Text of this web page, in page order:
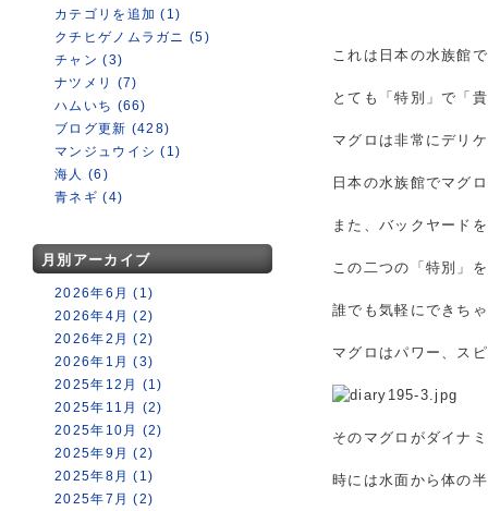
カテゴリを追加 (1)
クチヒゲノムラガニ (5)
チャン (3)
ナツメリ (7)
ハムいち (66)
ブログ更新 (428)
マンジュウイシ (1)
海人 (6)
青ネギ (4)
月別アーカイブ
2026年6月 (1)
2026年4月 (2)
2026年2月 (2)
2026年1月 (3)
2025年12月 (1)
2025年11月 (2)
2025年10月 (2)
2025年9月 (2)
2025年8月 (1)
2025年7月 (2)
これは日本の水族館
とても「特別」で「
マグロは非常にデリ
日本の水族館でマグ
また、バックヤード
この二つの「特別」
誰でも気軽にできち
マグロはパワー、ス
そのマグロがダイナ
時には水面から体の